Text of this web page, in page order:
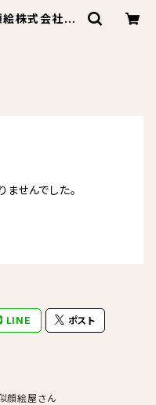
株式会社の
せんでした。
LINE ポスト
顔絵屋さん